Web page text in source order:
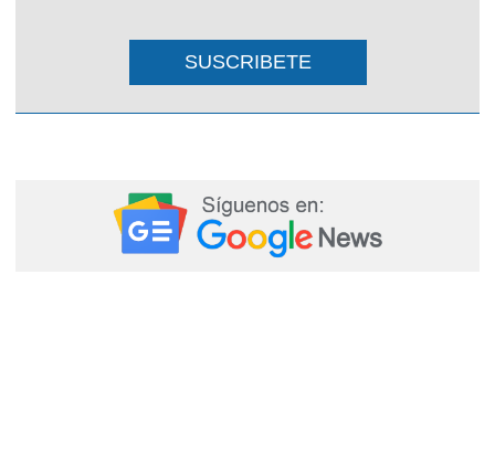
SUSCRIBETE